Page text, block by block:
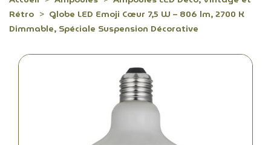
Rétro
Globe LED Emoji Cœur 7,5 W – 806 lm, 2700 K
Dimmable, Spéciale Suspension Décorative